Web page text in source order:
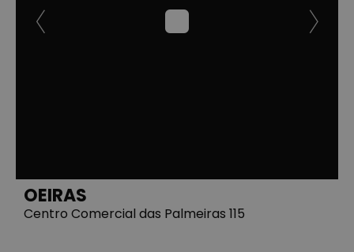
OEIRAS
Centro Comercial das Palmeiras 115